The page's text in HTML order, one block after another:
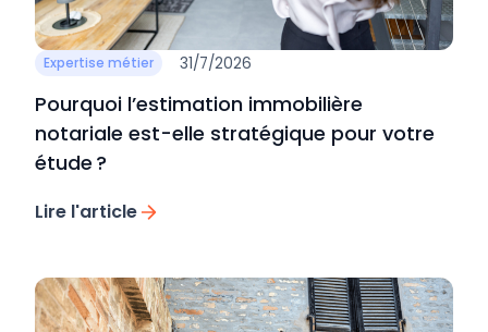
Expertise métier 31/7/2026
Pourquoi l’estimation immobilière
notariale est-elle stratégique pour votre
étude ?
Lire l'article